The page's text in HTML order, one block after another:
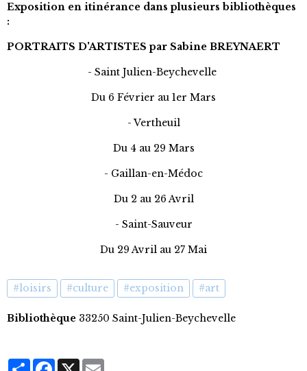
Exposition en itinérance dans plusieurs bibliothèques
:
PORTRAITS D'ARTISTES par Sabine BREYNAERT
- Saint Julien-Beychevelle
Du 6 Février au 1er Mars
- Vertheuil
Du 4 au 29 Mars
- Gaillan-en-Médoc
Du 2 au 26 Avril
- Saint-Sauveur
Du 29 Avril au 27 Mai
#loisirs #culture #exposition #art
Bibliothèque 33250 Saint-Julien-Beychevelle
PartagerFacebook
X